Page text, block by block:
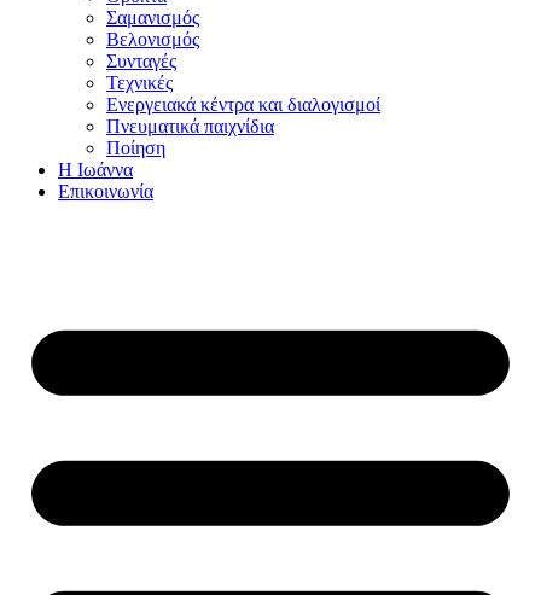
Σαμανισμός
Βελονισμός
Συνταγές
Τεχνικές
Ενεργειακά κέντρα και διαλογισμοί
Πνευματικά παιχνίδια
Ποίηση
Η Ιωάννα
Επικοινωνία